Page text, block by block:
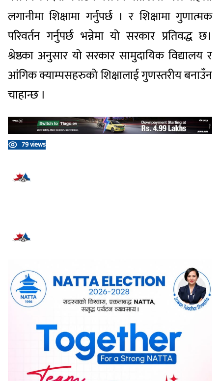
लगानीमा शिक्षामा गर्नुपर्छ । र शिक्षामा गुणात्मक
परिवर्तन गर्नुपर्छ भन्नेमा यो सरकार प्रतिवद्ध छ।
श्रेष्ठका अनुसार यो सरकार सामुदायिक विद्यालय र
आंगिक क्याम्पसहरुको शिक्षालाई गुणस्तरीय बनाउँन
चाहान्छ ।
79 views